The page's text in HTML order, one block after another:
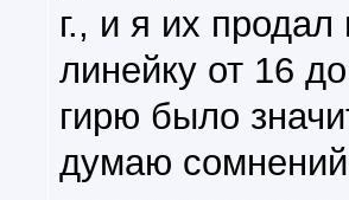
г., и я их
линейку от 16
гирю было
думаю